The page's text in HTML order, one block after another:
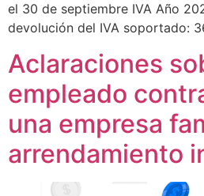
el 30 de septiembre IVA Año
devolución del IVA soportado:
Aclaraciones
empleado
una empresa
arrendamiento